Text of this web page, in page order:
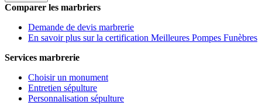
Comparer les marbriers
Demande de devis marbrerie
En savoir plus sur la certification Meilleures Pompes Funèbres
Services marbrerie
Choisir un monument
Entretien sépulture
Personnalisation sépulture